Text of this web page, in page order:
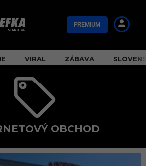
PREMIUM
VIRAL ZÁBAVA
OBCHOD